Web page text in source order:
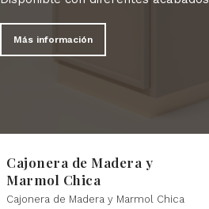
Más información
Cajonera de Madera y
Marmol Chica
Cajonera de Madera y Marmol Chica